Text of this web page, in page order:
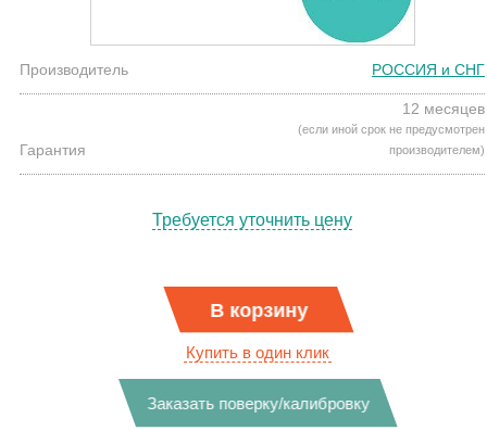
Производитель РОССИЯ и СНГ
Гарантия
12 месяцев
(если иной срок не предусмотрен
производителем)
Требуется уточнить цену
В корзину
Купить в один клик
Заказать поверку/калибровку